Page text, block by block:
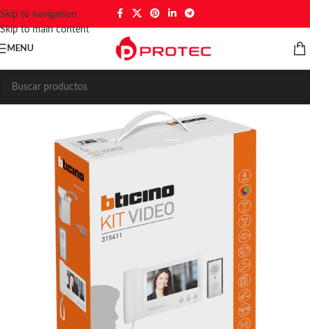
Skip to navigation
Skip to main content
MENU